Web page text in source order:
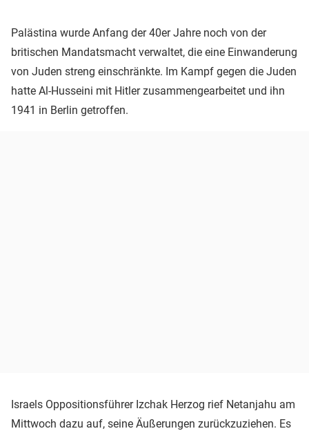
Palästina wurde Anfang der 40er Jahre noch von der
britischen Mandatsmacht verwaltet, die eine Einwanderung
von Juden streng einschränkte. Im Kampf gegen die Juden
hatte Al-Husseini mit Hitler zusammengearbeitet und ihn
1941 in Berlin getroffen.
Israels Oppositionsführer Izchak Herzog rief Netanjahu am
Mittwoch dazu auf, seine Äußerungen zurückzuziehen. Es